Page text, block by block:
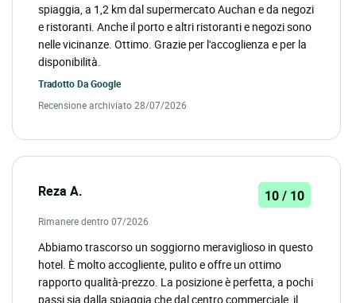
spiaggia, a 1,2 km dal supermercato Auchan e da negozi
e ristoranti. Anche il porto e altri ristoranti e negozi sono
nelle vicinanze. Ottimo. Grazie per l'accoglienza e per la
disponibilità.
Tradotto DaGoogle
Recensione archiviato 28/07/2026
Reza A. 10 / 10
Rimanere dentro 07/2026
Abbiamo trascorso un soggiorno meraviglioso in questo
hotel. È molto accogliente, pulito e offre un ottimo
rapporto qualità-prezzo. La posizione è perfetta, a pochi
passi sia dalla spiaggia che dal centro commerciale, il